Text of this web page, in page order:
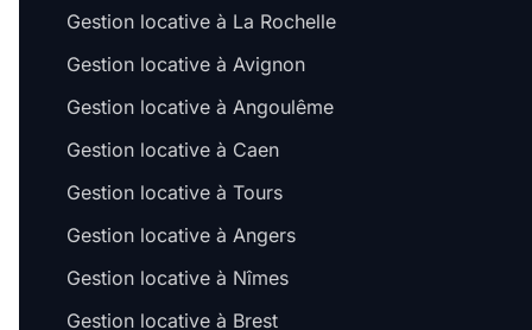
Gestion locative à La Rochelle
Gestion locative à Avignon
Gestion locative à Angoulême
Gestion locative à Caen
Gestion locative à Tours
Gestion locative à Angers
Gestion locative à Nîmes
Gestion locative à Brest